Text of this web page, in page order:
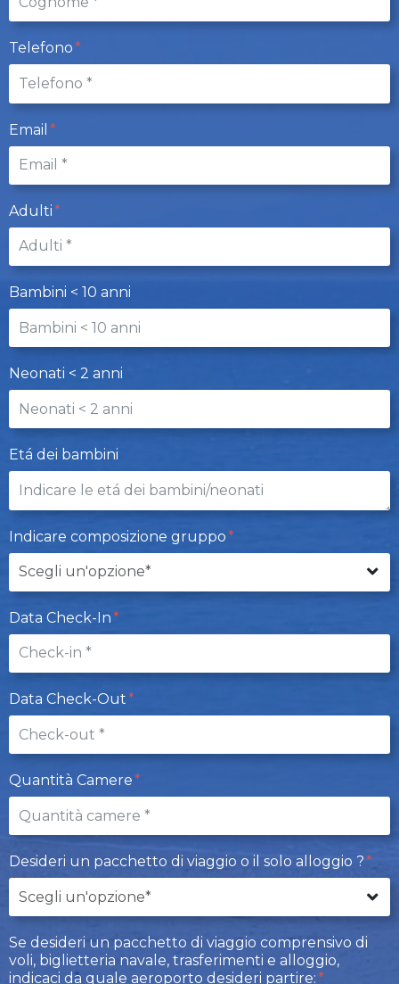
Telefono
Email
Adulti
Bambini < 10 anni
Neonati < 2 anni
Etá dei bambini
Indicare composizione gruppo
Data Check-In
Data Check-Out
Quantità Camere
Desideri un pacchetto di viaggio o il solo alloggio ?
Se desideri un pacchetto di viaggio comprensivo di
voli, biglietteria navale, trasferimenti e alloggio,
indicaci da quale aeroporto desideri partire: